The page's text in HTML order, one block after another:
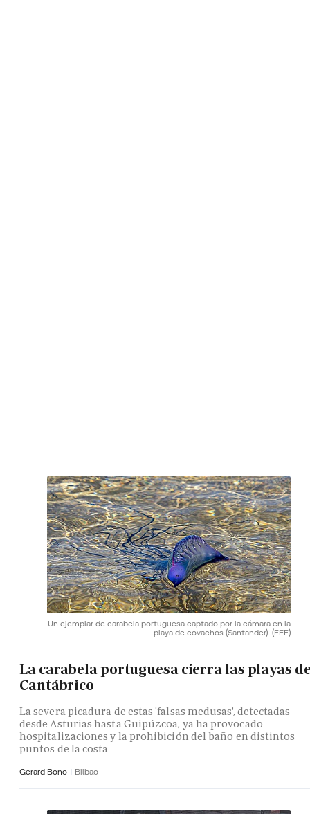
Un ejemplar de carabela portuguesa captado por la cámara en la
playa de covachos (Santander). (EFE)
La carabela portuguesa cierra las playas
Cantábrico
La severa picadura de estas 'falsas medusas', detectadas
desde Asturias hasta Guipúzcoa, ya ha provocado
hospitalizaciones y la prohibición del baño en distintos
puntos de la costa
Gerard Bono Bilbao